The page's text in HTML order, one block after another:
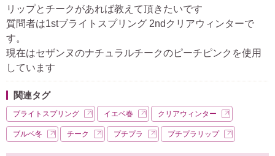
リップとチークがあれば教えて頂きたいです
質問者は1stブライトスプリング 2ndクリアウィンターで
す。
現在はセザンヌのナチュラルチークのピーチピンクを使用
しています
関連タグ
ブライトスプリング イエベ春 クリアウィンター
ブルベ冬 チーク プチプラ プチプラリップ